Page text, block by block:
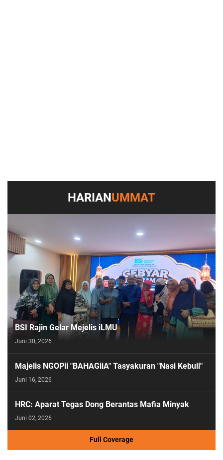
HARIANUMMAT
BSI Rajin Gelar Mejelis iLMU
Juni 30, 2026
Majelis NGOPii "BAHAGiiA" Tasyakuran "Nasi Kebuli"
Juni 16, 2026
HRC: Aparat Tegas Dong Berantas Mafia Minyak
Juni 02, 2026
Full Coverage